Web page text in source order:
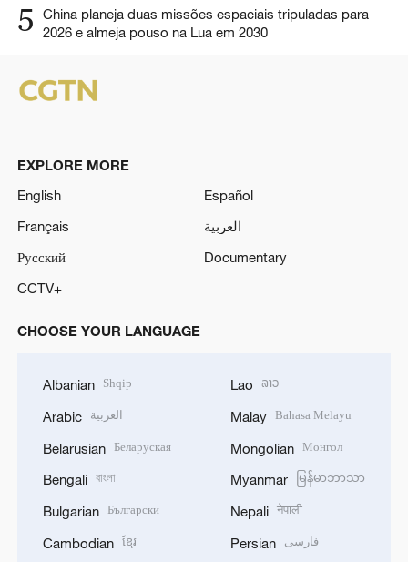
5
China planeja duas missões espaciais tripuladas para
2026 e almeja pouso na Lua em 2030
EXPLORE MORE
English
Español
Français
العربية
Русский
Documentary
CCTV+
CHOOSE YOUR LANGUAGE
Albanian Shqip
Arabic العربية
Belarusian Беларуская
Bengali বাংলা
Bulgarian Български
Cambodian ខ្មែរ
Lao ລາວ
Malay Bahasa Melayu
Mongolian Монгол
Myanmar မြန်မာဘာသာ
Nepali नेपाली
Persian فارسی